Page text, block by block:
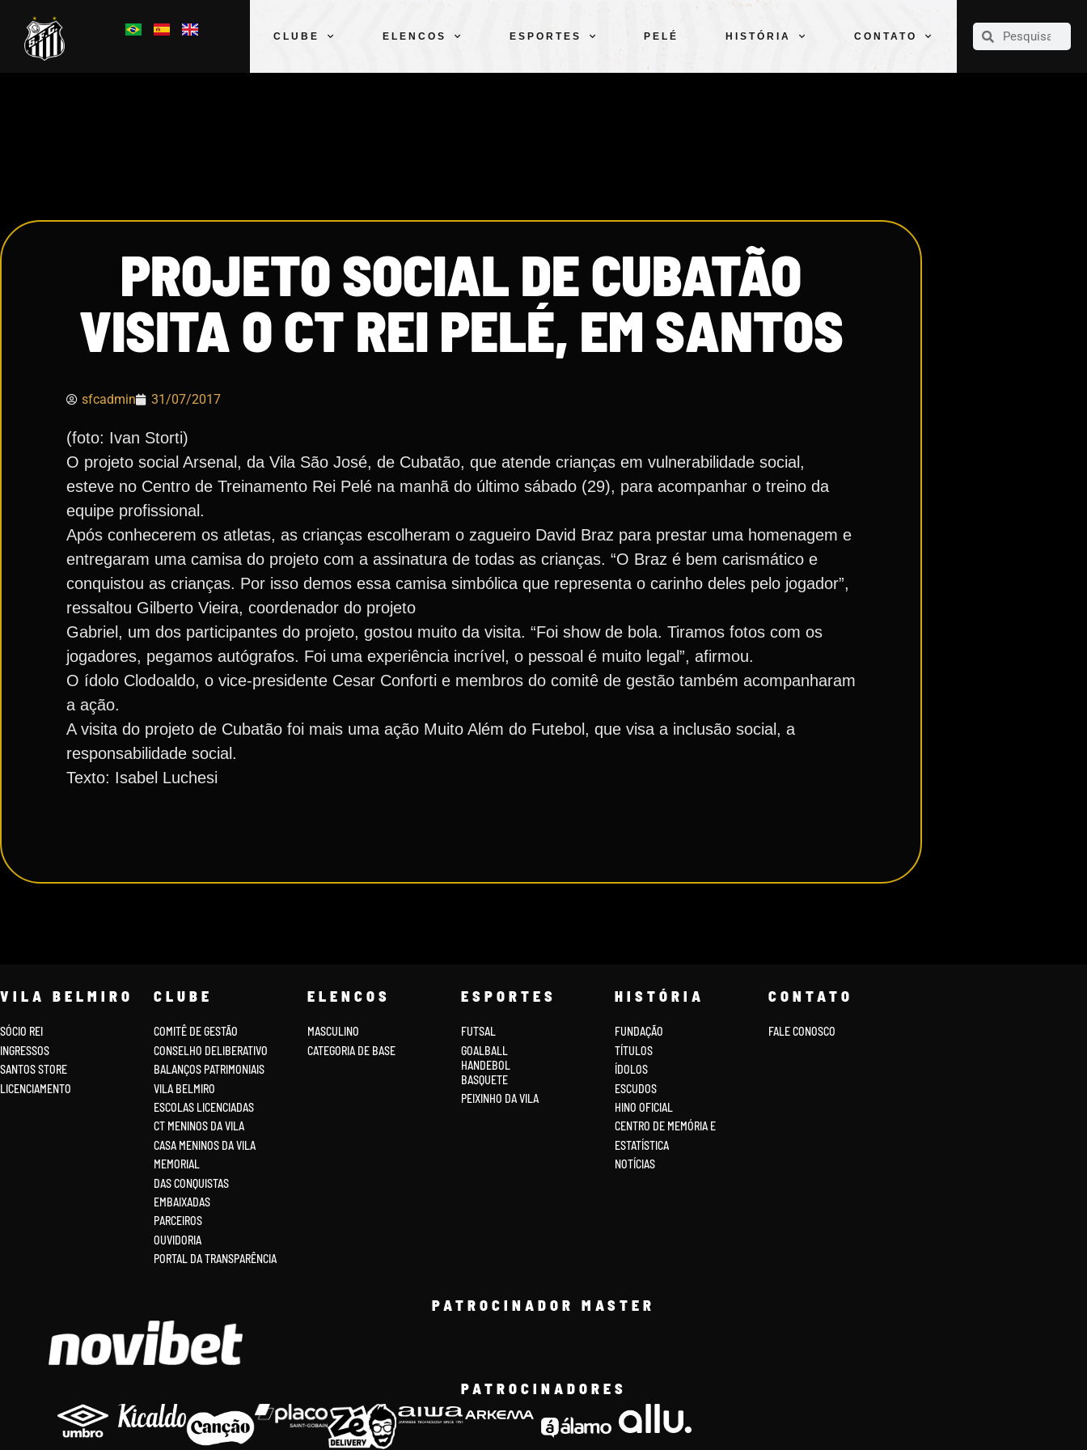
CLUBE ELENCOS ESPORTES PELÉ HISTÓRIA CONTATO
CLUBE
PROJETO SOCIAL DE CUBATÃO
VISITA O CT REI PELÉ, EM SANTOS
sfcadmin 31/07/2017
(foto: Ivan Storti)
O projeto social Arsenal, da Vila São José, de Cubatão, que atende crianças em vulnerabilidade social,
esteve no Centro de Treinamento Rei Pelé na manhã do último sábado (29), para acompanhar o treino da
equipe profissional.
Após conhecerem os atletas, as crianças escolheram o zagueiro David Braz para prestar uma homenagem e
entregaram uma camisa do projeto com a assinatura de todas as crianças. “O Braz é bem carismático e
conquistou as crianças. Por isso demos essa camisa simbólica que representa o carinho deles pelo jogador”,
ressaltou Gilberto Vieira, coordenador do projeto
Gabriel, um dos participantes do projeto, gostou muito da visita. “Foi show de bola. Tiramos fotos com os
jogadores, pegamos autógrafos. Foi uma experiência incrível, o pessoal é muito legal”, afirmou.
O ídolo Clodoaldo, o vice-presidente Cesar Conforti e membros do comitê de gestão também acompanharam
a ação.
A visita do projeto de Cubatão foi mais uma ação Muito Além do Futebol, que visa a inclusão social, a
responsabilidade social.
Texto: Isabel Luchesi
VILA BELMIRO
SÓCIO REI
INGRESSOS
SANTOS STORE
LICENCIAMENTO
CLUBE
COMITÊ DE GESTÃO
CONSELHO DELIBERATIVO
BALANÇOS PATRIMONIAIS
VILA BELMIRO
ESCOLAS LICENCIADAS
CT MENINOS DA VILA
CASA MENINOS DA VILA
MEMORIAL
DAS CONQUISTAS
EMBAIXADAS
PARCEIROS
OUVIDORIA
PORTAL DA TRANSPARÊNCIA
ELENCOS
MASCULINO
CATEGORIA DE BASE
ESPORTES
FUTSAL
GOALBALL
HANDEBOL
BASQUETE
PEIXINHO DA VILA
HISTÓRIA
FUNDAÇÃO
TÍTULOS
ÍDOLOS
ESCUDOS
HINO OFICIAL
CENTRO DE MEMÓRIA E
ESTATÍSTICA
NOTÍCIAS
CONTATO
FALE CONOSCO
PATROCINADOR MASTER
PATROCINADORES